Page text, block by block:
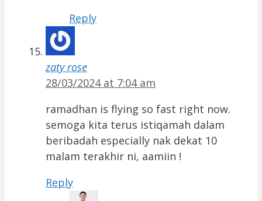
Reply
zaty rose
28/03/2024 at 7:04 am
ramadhan is flying so fast right now.
semoga kita terus istiqamah dalam
beribadah especially nak dekat 10
malam terakhir ni, aamiin !
Reply